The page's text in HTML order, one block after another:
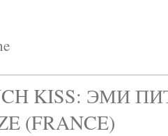
KISS: ЭМИ
(FRANCE)